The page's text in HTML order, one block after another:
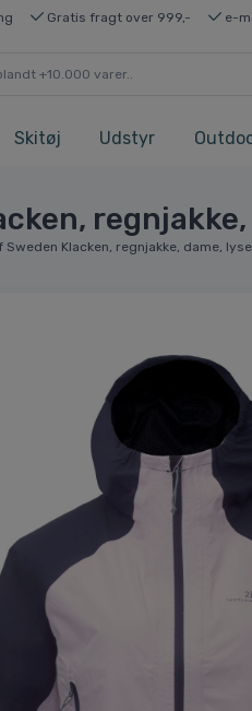
Gratis fragt over 999,- e-
Skitøj Udstyr
Sweden Klacken, regnjakke, dame,